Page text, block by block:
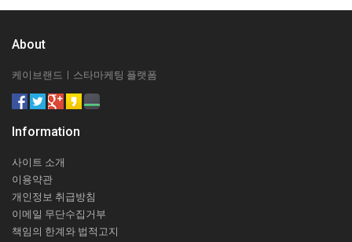
About
케이브랜드ㅣ스타마케팅 플랫폼
Information
사이트 소개
이용약관
개인정보 취급방침
이메일 무단수집거부
책임의 한계와 법적고지